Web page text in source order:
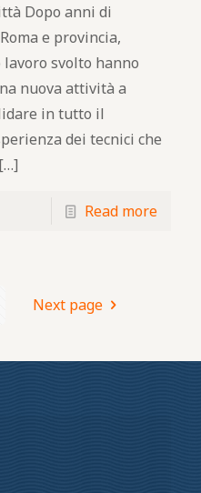
Dopo anni di
e provincia,
lavoro svolto hanno
nuova attività a
in tutto il
dei tecnici che
[…]
Read more
Next page